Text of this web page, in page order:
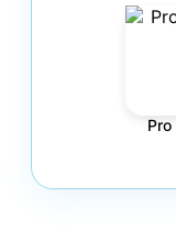
Pro